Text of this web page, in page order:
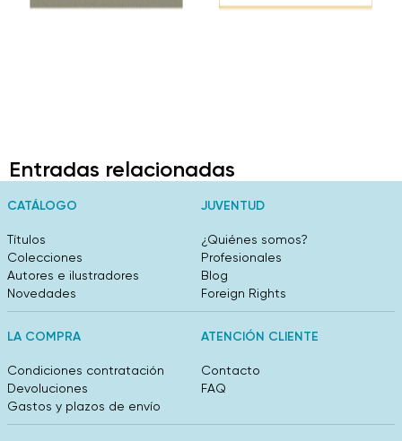
Entradas relacionadas
CATÁLOGO
Títulos
Colecciones
Autores e ilustradores
Novedades
JUVENTUD
¿Quiénes somos?
Profesionales
Blog
Foreign Rights
LA COMPRA
Condiciones contratación
Devoluciones
Gastos y plazos de envío
ATENCIÓN CLIENTE
Contacto
FAQ